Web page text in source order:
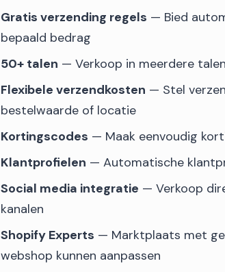
Gratis verzending regels — Bied
bepaald bedrag
50+ talen — Verkoop in meerdere
Flexibele verzendkosten — Stel
bestelwaarde of locatie
Kortingscodes — Maak eenvoudig
Klantprofielen — Automatische
Social media integratie — Verkoop
kanalen
Shopify Experts — Marktplaats met
webshop kunnen aanpassen